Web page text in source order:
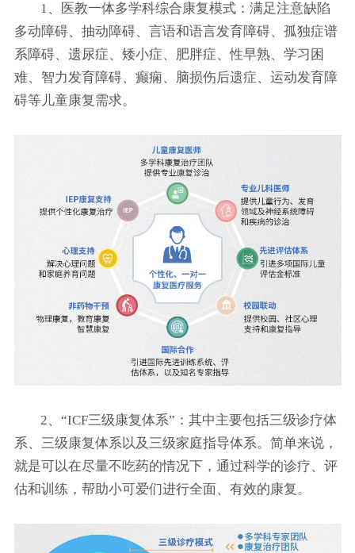
1、医教一体多学科综合康复模式：满足注意缺陷
多动障碍、抽动障碍、言语和语言发育障碍、孤独症谱
系障碍、遗尿症、矮小症、肥胖症、性早熟、学习困
难、智力发育障碍、癫痫、脑损伤后遗症、运动发育障
碍等儿童康复需求。
2、“ICF三级康复体系”：其中主要包括三级诊疗体
系、三级康复体系以及三级家庭指导体系。简单来说，
就是可以在尽量不吃药的情况下，通过科学的诊疗、评
估和训练，帮助小可爱们进行全面、有效的康复。